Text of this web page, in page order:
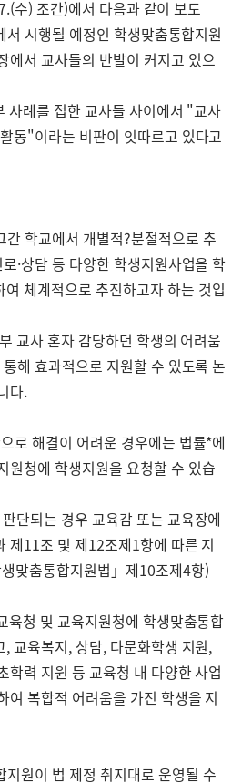
수) 조간)에서 다음과 같이 보도
서 시행될 예정인 학생맞춤통합지원
에서 교사들의 반발이 커지고 있으
사례를 접한 교사들 사이에서 "교사
동"이라는 비판이 잇따르고 있다고
학교에서 개별적?분절적으로 추
로·상담 등 다양한 학생지원사업을 학
체계적으로 추진하고자 하는 것입
교사 혼자 감당하던 학생의 어려움
해 효과적으로 지원할 수 있도록 논
다.
로 해결이 어려운 경우에는 법률*에
원청에 학생지원을 요청할 수 있습
단되는 경우 교육감 또는 교육장에
제11조 및 제12조제1항에 따른 지
맞춤통합지원법」제10조제4항)
육청 및 교육지원청에 학생맞춤통합
교육복지, 상담, 다문화학생 지원,
학력 지원 등 교육청 내 다양한 사업
여 복합적 어려움을 가진 학생을 지
원이 법 제정 취지대로 운영될 수